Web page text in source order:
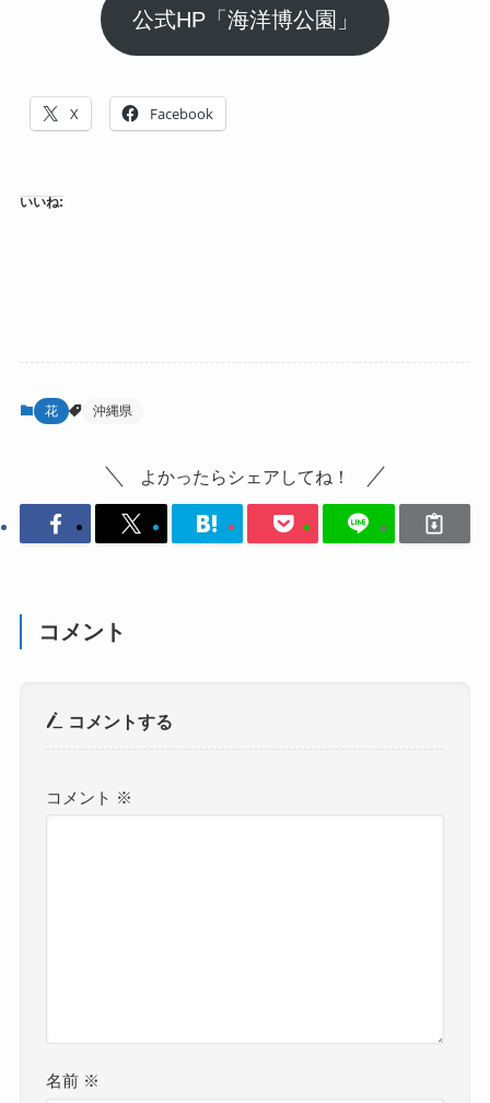
公式HP「海洋博公園」
X Facebook
いいね:
花 沖縄県
よかったらシェアしてね！
コメント
コメントする
コメント ※
名前 ※